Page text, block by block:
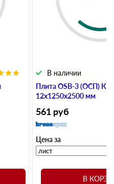
Плита OSB-3 (ОСП)
12х1250х2500 мм
В наличии
561 руб
Цена за
В